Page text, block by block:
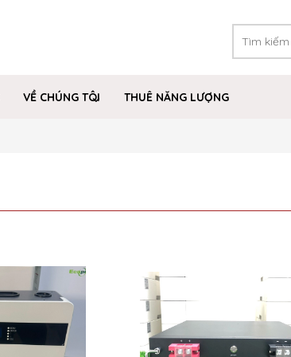
VỀ CHÚNG TÔI THUÊ NĂNG LƯỢNG